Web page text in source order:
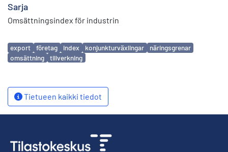
Sarja
Omsättningsindex för industrin
Avainsanat
export företag index konjunkturväxlingar
näringsgrenar
omsättning
tillverkning
Tietueen kaikki tiedot